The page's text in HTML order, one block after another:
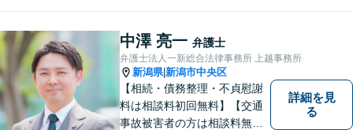
お気軽にご相談ください。
中澤 亮一 弁護士
弁護士法人一新総合法律事務所 上越事務所
新潟県|新潟市中央区
【相続・債務整理・不貞慰謝
料は相談料初回無料】【交通
事故被害者の方は相談料無料
詳細を見
る